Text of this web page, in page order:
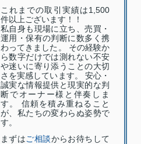
これまでの取引実績は1,500
件以上ございます！！
私自身も現場に立ち、売買・
運用・保有の判断に数多く携
わってきました。 その経験か
ら数字だけでは測れない不安
や迷いに寄り添うことの大切
さを実感しています。 安心・
誠実な情報提供と現実的な判
断でオーナー様と伴奏しま
す。 信頼を積み重ねること
が、私たちの変わらぬ姿勢で
す。
まずはご相談からお待ちして